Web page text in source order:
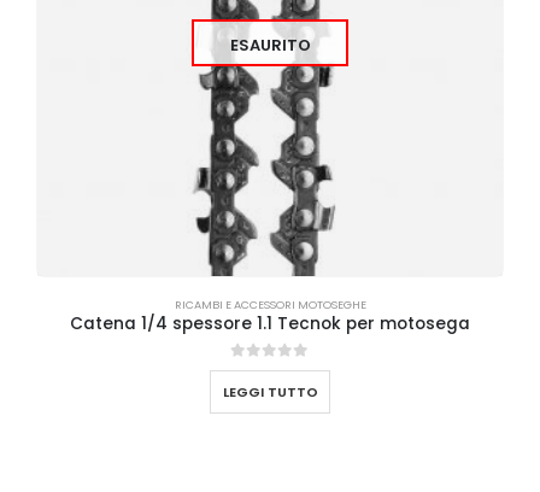
ESAURITO
RICAMBI E ACCESSORI MOTOSEGHE
Catena 1/4 spessore 1.1 Tecnok per motosega
0Su 5
LEGGI TUTTO